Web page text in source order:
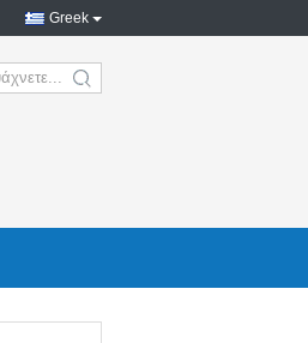
Greek
search